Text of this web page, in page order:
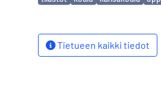
Tietueen kaikki tiedot